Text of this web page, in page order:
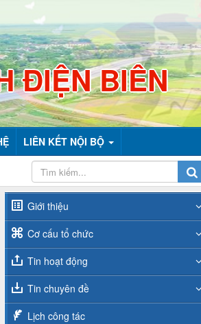
ĐIỆN BIÊN
LIÊN KẾT NỘI BỘ
Giới thiệu
Cơ cấu tổ chức
Tin hoạt động
Tin chuyên đề
Lịch công tác